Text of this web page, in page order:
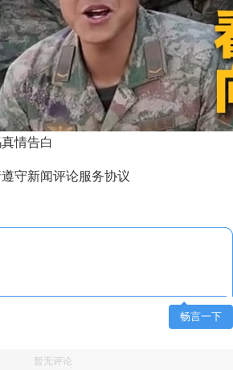
情告白
守新闻评论服务协议
畅言一下
暂无评论